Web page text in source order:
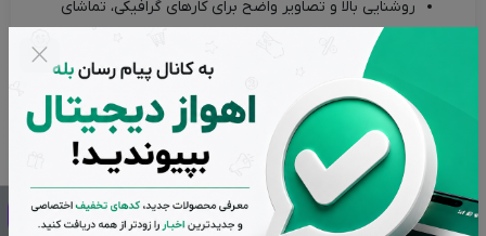
روشنایی بالا و تصاویر واضح برای کارهای گرافیکی، تماشای
ویدئو و ویرایش عکس
این نمایشگر جزو نقاط قوت اصلی iMac محسوب می‌شود که
تجربه بصری حرفه ای ارائه می‌دهد.
سخت افزار قدرتمند